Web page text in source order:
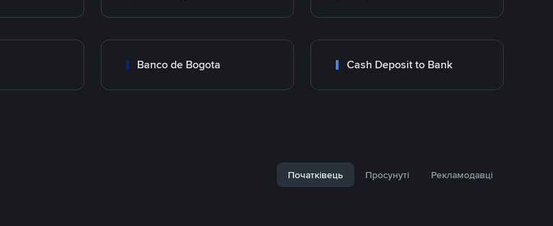
Banco de Bogota Cash Deposit to Bank
Початківець Просунуті Рекламодавці